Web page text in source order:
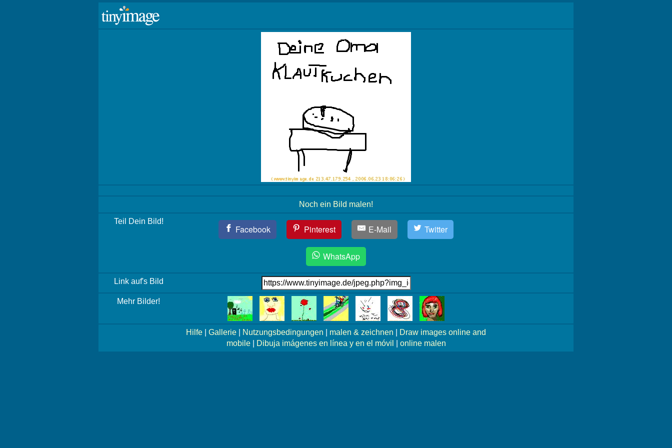
Noch ein Bild malen!
Teil Dein Bild!
Facebook Pinterest E-Mail Twitter
WhatsApp
Link auf's Bild
Mehr Bilder!
Hilfe Gallerie Nutzungsbedingungen malen & zeichnen
Draw images online and
mobile| Dibuja imágenes en línea y en el móvil online malen